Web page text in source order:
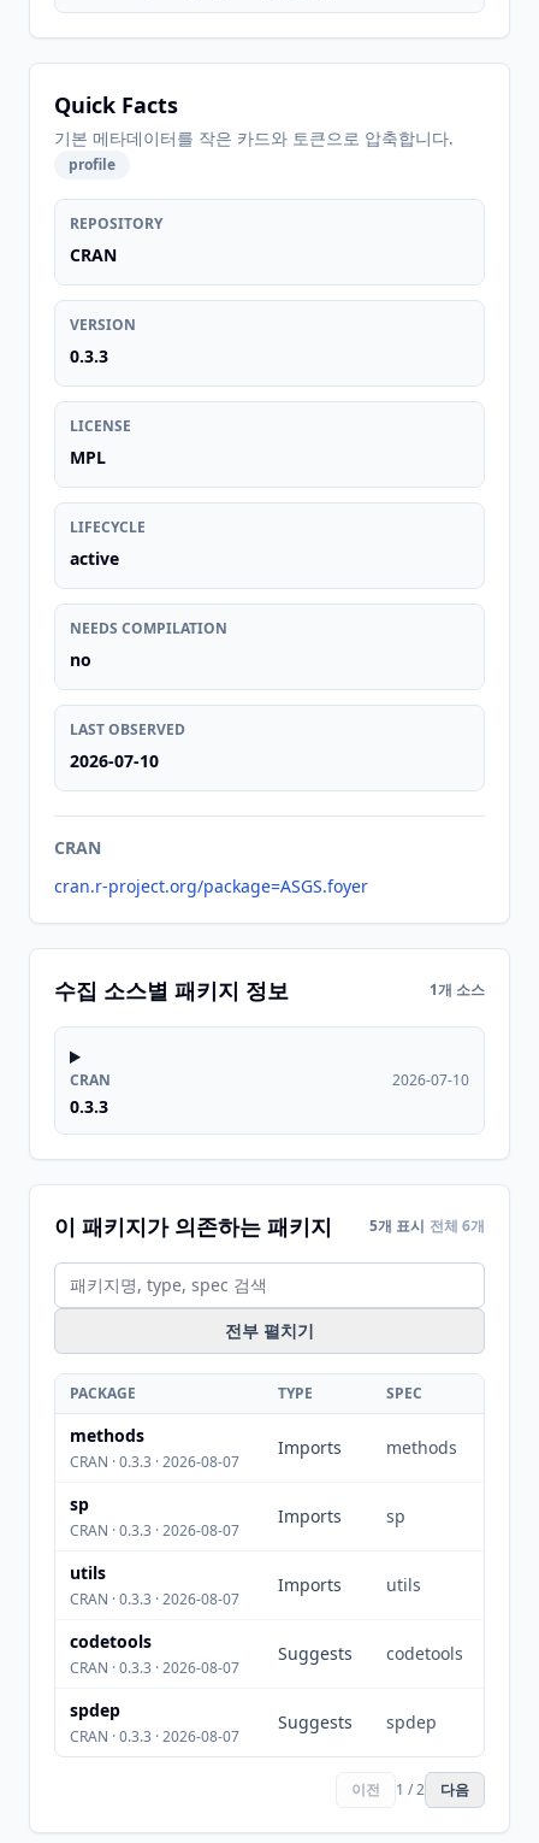
Quick Facts
기본 메타데이터를 작은 카드와 토큰으로 압축합니다.
profile
REPOSITORY
CRAN
VERSION
0.3.3
LICENSE
MPL
LIFECYCLE
active
NEEDS COMPILATION
no
LAST OBSERVED
2026-07-10
CRAN
cran.r-project.org/package=ASGS.foyer
수집 소스별 패키지 정보 1개 소스
CRAN
0.3.3
2026-07-10
이 패키지가 의존하는 패키지 5개 표시 전체 6개
전부 펼치기
PACKAGE TYPE SPEC
methods
CRAN · 0.3.3 · 2026-08-07
Imports methods
sp
CRAN · 0.3.3 · 2026-08-07
Imports sp
utils
CRAN · 0.3.3 · 2026-08-07
Imports utils
codetools
CRAN · 0.3.3 · 2026-08-07
Suggests codetools
spdep
CRAN · 0.3.3 · 2026-08-07
Suggests spdep
이전 1 / 2 다음